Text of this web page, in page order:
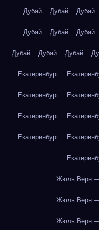
Дубай Дубай Дубай
Дубай Дубай Дубай
Дубай Дубай Дубай
Екатеринбург
Екатеринбург
Екатеринбург
Екатеринбург
Жюль Верн —
Жюль Верн —
Жюль Верн —